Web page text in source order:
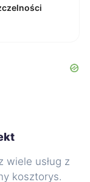
wiele usług z
kosztorys.